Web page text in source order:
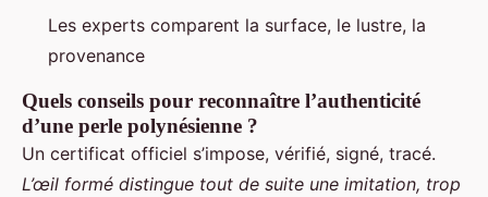
Les experts comparent la surface, le lustre, la
provenance
Quels conseils pour reconnaître l’authenticité
d’une perle polynésienne ?
Un certificat officiel s’impose, vérifié, signé, tracé.
L’œil formé distingue tout de suite une imitation, trop